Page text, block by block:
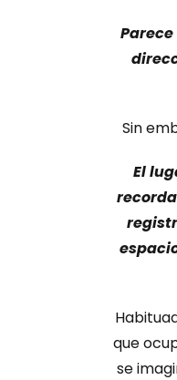
Sin
El
que
se